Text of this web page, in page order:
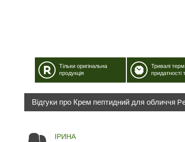
Тільки оригінальна
продукція
Тривалі
придатності
Відгуки про Крем пептидний для
ІРИНА